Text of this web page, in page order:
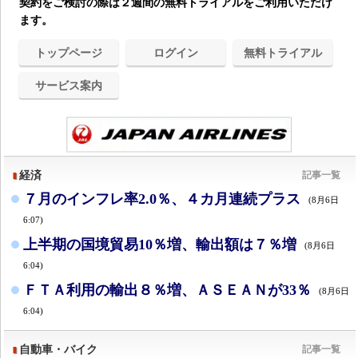
ます。
トップページ ログイン 無料トライアル
サービス案内
経済 記事一覧
７月のインフレ率2.0％、４カ月連続プラス (8月6日
6:07)
上半期の国境貿易10％増、輸出額は７％増 (8月6日
6:04)
ＦＴＡ利用の輸出８％増、ＡＳＥＡＮが33％ (8月6日
6:04)
自動車・バイク 記事一覧